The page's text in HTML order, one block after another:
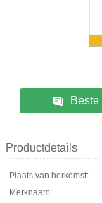
Productdetails
Plaats van herkomst:
Merknaam: